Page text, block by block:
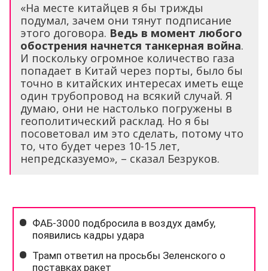
«На месте китайцев я бы трижды
подумал, зачем они тянут подписание
этого договора. Ведь в момент любого
обострения начнется танкерная война.
И поскольку огромное количество газа
попадает в Китай через порты, было бы
точно в китайских интересах иметь еще
один трубопровод на всякий случай. Я
думаю, они не настолько погружены в
геополитический расклад. Но я бы
посоветовал им это сделать, потому что
то, что будет через 10-15 лет,
непредсказуемо», – сказал Безруков.